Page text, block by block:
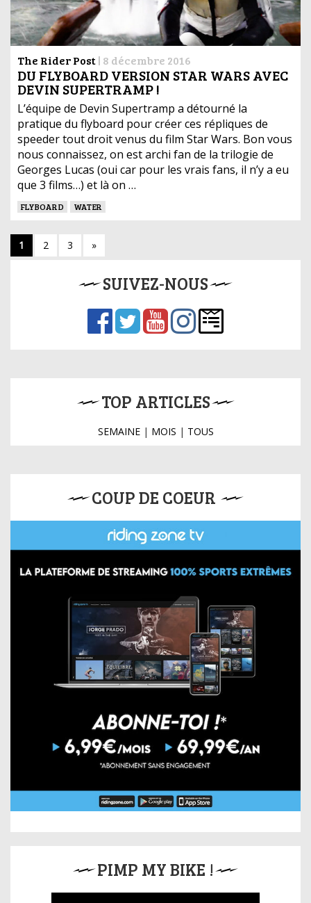
The Rider Post| 8 décembre 2016
DU FLYBOARD VERSION STAR WARS AVEC
DEVIN SUPERTRAMP !
L’équipe de Devin Supertramp a détourné la
pratique du flyboard pour créer ces répliques de
speeder tout droit venus du film Star Wars. Bon vous
nous connaissez, on est archi fan de la trilogie de
Georges Lucas (oui car pour les vrais fans, il n’y a eu
que 3 films…) et là on …
FLYBOARD WATER
1 2 3 »
SUIVEZ-NOUS
TOP ARTICLES
SEMAINE| MOIS | TOUS
COUP DE COEUR
PIMP MY BIKE !